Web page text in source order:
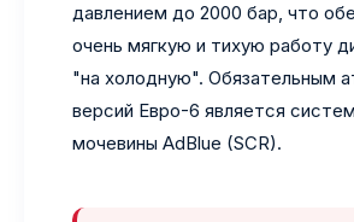
давлением до 2000 бар, что
очень мягкую и тихую работу
"на холодную". Обязательным
версий Евро-6 является
мочевины AdBlue (SCR).